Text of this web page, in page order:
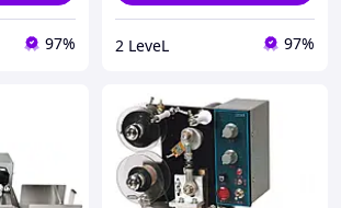
97% 2 LeveL 97%